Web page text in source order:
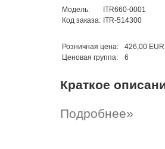
Модель:
ITR660-0001
Код заказа: ITR-514300
Розничная цена:
426,00 EUR
Ценовая группа:
6
Краткое
Подробнее»